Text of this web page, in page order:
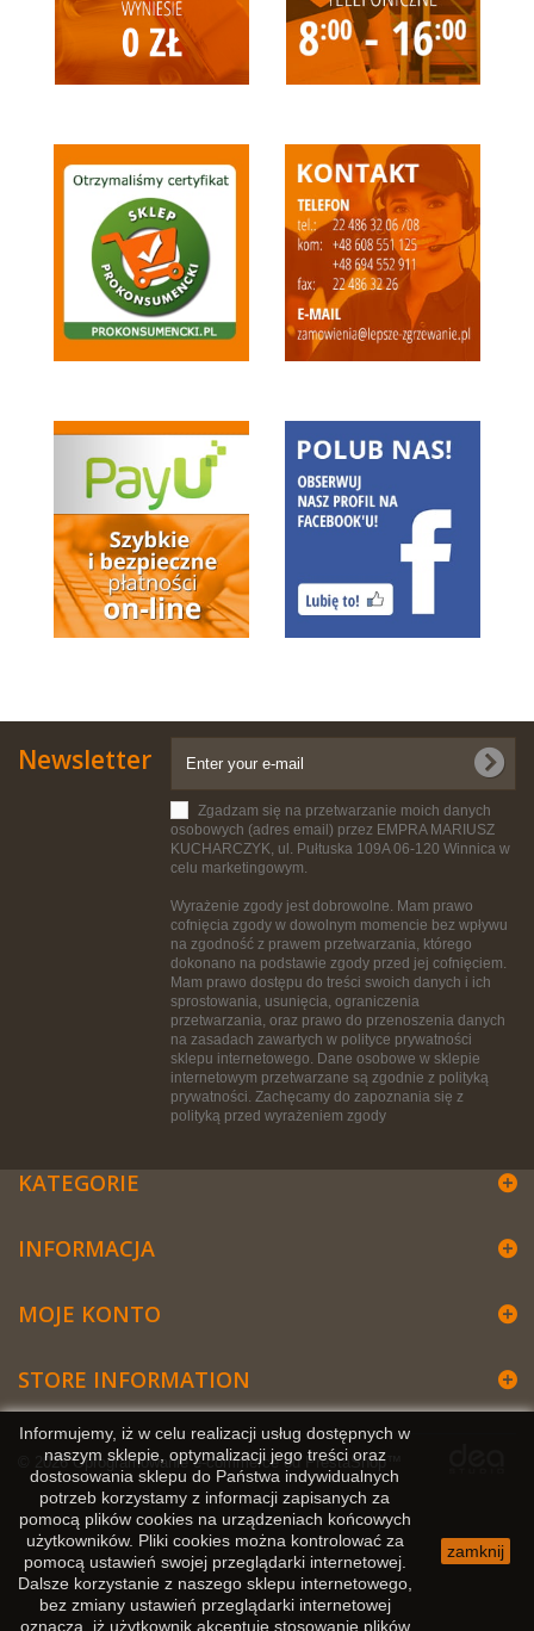
Newsletter
Zgadzam się na przetwarzanie moich danych
osobowych (adres email) przez EMPRA MARIUSZ
KUCHARCZYK, ul. Pułtuska 109A 06-120 Winnica w
celu marketingowym.
Wyrażenie zgody jest dobrowolne. Mam prawo
cofnięcia zgody w dowolnym momencie bez wpływu
na zgodność z prawem przetwarzania, którego
dokonano na podstawie zgody przed jej cofnięciem.
Mam prawo dostępu do treści swoich danych i ich
sprostowania, usunięcia, ograniczenia
przetwarzania, oraz prawo do przenoszenia danych
na zasadach zawartych w polityce prywatności
sklepu internetowego. Dane osobowe w sklepie
internetowym przetwarzane są zgodnie z polityką
prywatności. Zachęcamy do zapoznania się z
polityką przed wyrażeniem zgody
KATEGORIE
INFORMACJA
© 2026Oprogramowanie e-commerce od PrestaShop™
MOJE KONTO
STORE INFORMATION
Informujemy, iż w celu realizacji usług dostępnych w
naszym sklepie, optymalizacji jego treści oraz
dostosowania sklepu do Państwa indywidualnych
potrzeb korzystamy z informacji zapisanych za
pomocą plików cookies na urządzeniach końcowych
użytkowników. Pliki cookies można kontrolować za
pomocą ustawień swojej przeglądarki internetowej.
Dalsze korzystanie z naszego sklepu internetowego,
bez zmiany ustawień przeglądarki internetowej
oznacza, iż użytkownik akceptuje stosowanie plików
zamknij